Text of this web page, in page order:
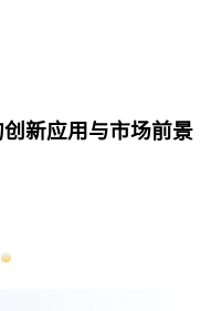
新应用与市场前景